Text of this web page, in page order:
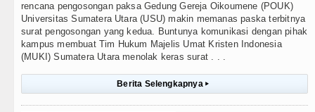
rencana pengosongan paksa Gedung Gereja Oikoumene (POUK)
Universitas Sumatera Utara (USU) makin memanas paska terbitnya
surat pengosongan yang kedua. Buntunya komunikasi dengan pihak
kampus membuat Tim Hukum Majelis Umat Kristen Indonesia
(MUKI) Sumatera Utara menolak keras surat . . .
Berita Selengkapnya ▸